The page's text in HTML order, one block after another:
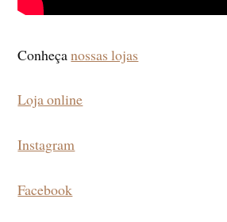
Conheçanossas lojas
Loja online
Instagram
Facebook